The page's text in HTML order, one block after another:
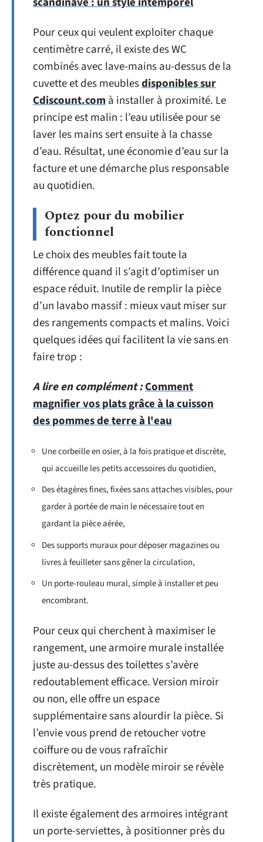
Pour ceux qui veulent exploiter chaque
centimètre carré, il existe des WC
combinés avec lave-mains au-dessus de la
cuvette et des meublesdisponibles sur
Cdiscount.comà installer à proximité. Le
principe est malin : l’eau utilisée pour se
laver les mains sert ensuite à la chasse
d’eau. Résultat, une économie d’eau sur la
facture et une démarche plus responsable
au quotidien.
Optez pour du mobilier
fonctionnel
Le choix des meubles fait toute la
différence quand il s’agit d’optimiser un
espace réduit. Inutile de remplir la pièce
d’un lavabo massif : mieux vaut miser sur
des rangements compacts et malins. Voici
quelques idées qui facilitent la vie sans en
faire trop :
A lire en complément :Comment
magnifier vos plats grâce à la cuisson
des pommes de terre à l'eau
Une corbeille en osier, à la fois pratique et discrète,
qui accueille les petits accessoires du quotidien,
Des étagères fines, fixées sans attaches visibles, pour
garder à portée de main le nécessaire tout en
gardant la pièce aérée,
Des supports muraux pour déposer magazines ou
livres à feuilleter sans gêner la circulation,
Un porte-rouleau mural, simple à installer et peu
encombrant.
Pour ceux qui cherchent à maximiser le
rangement, une armoire murale installée
juste au-dessus des toilettes s’avère
redoutablement efficace. Version miroir
ou non, elle offre un espace
supplémentaire sans alourdir la pièce. Si
l’envie vous prend de retoucher votre
coiffure ou de vous rafraîchir
discrètement, un modèle miroir se révèle
très pratique.
Il existe également des armoires intégrant
un porte-serviettes, à positionner près du